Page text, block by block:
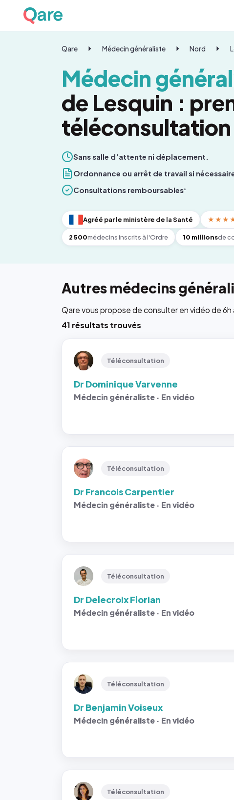
Qare Médecin généraliste Nord
Médecin
de Lesquin :
téléconsultation
Sans salle d'attente ni déplacement.
Ordonnance ou arrêt de travail si
Consultations remboursables*
Agréé par le ministère de la Santé
2 500médecins inscrits à l'Ordre 10 millionsde
Autres médecins
Qare vous propose de consulter en vidéo de 6h
41 résultats trouvés
Téléconsultation
Dr Dominique Varvenne
Médecin généraliste · En vidéo
Téléconsultation
Dr Francois Carpentier
Médecin généraliste · En vidéo
Téléconsultation
Dr Delecroix Florian
Médecin généraliste · En vidéo
Téléconsultation
Dr Benjamin Voiseux
Médecin généraliste · En vidéo
Téléconsultation